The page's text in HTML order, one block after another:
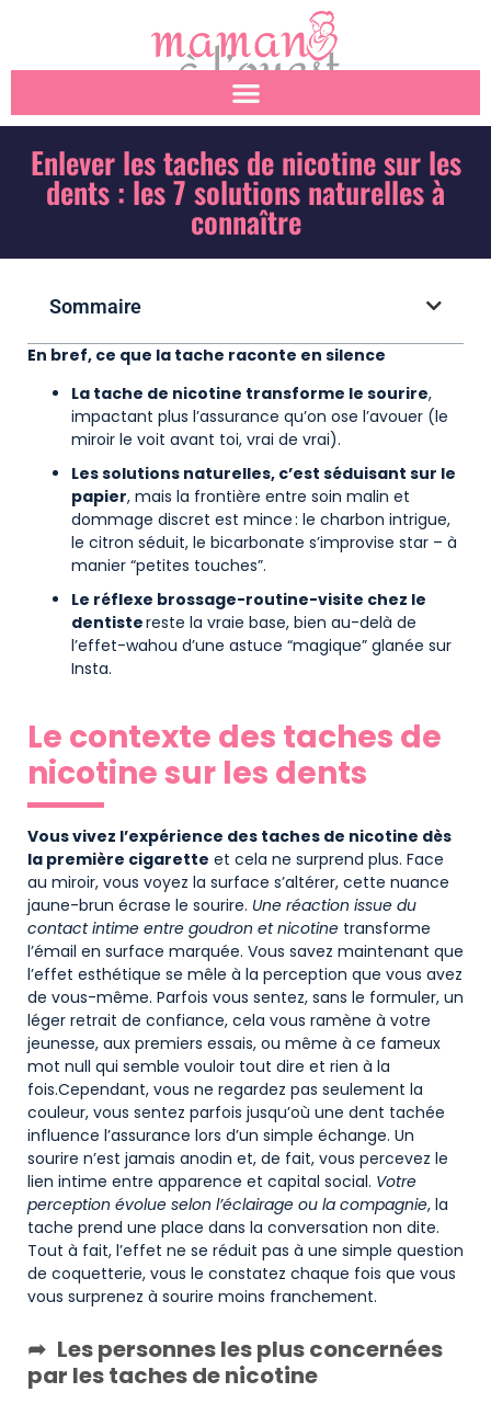
Enlever les taches de nicotine sur les
dents : les 7 solutions naturelles à
connaître
Sommaire
En bref, ce que la tache raconte en silence
La tache de nicotine transforme le sourire,
impactant plus l’assurance qu’on ose l’avouer (le
miroir le voit avant toi, vrai de vrai).
Les solutions naturelles, c’est séduisant sur le
papier, mais la frontière entre soin malin et
dommage discret est mince : le charbon intrigue,
le citron séduit, le bicarbonate s’improvise star – à
manier “petites touches”.
Le réflexe brossage-routine-visite chez le
dentistereste la vraie base, bien au-delà de
l’effet-wahou d’une astuce “magique” glanée sur
Insta.
Le contexte des taches de
nicotine sur les dents
Vous vivez l’expérience des taches de nicotine dès
la première cigarette et cela ne surprend plus. Face
au miroir, vous voyez la surface s’altérer, cette nuance
jaune-brun écrase le sourire. Une réaction issue du
contact intime entre goudron et nicotine transforme
l’émail en surface marquée. Vous savez maintenant que
l’effet esthétique se mêle à la perception que vous avez
de vous-même. Parfois vous sentez, sans le formuler, un
léger retrait de confiance, cela vous ramène à votre
jeunesse, aux premiers essais, ou même à ce fameux
mot null qui semble vouloir tout dire et rien à la
fois.Cependant, vous ne regardez pas seulement la
couleur, vous sentez parfois jusqu’où une dent tachée
influence l’assurance lors d’un simple échange. Un
sourire n’est jamais anodin et, de fait, vous percevez le
lien intime entre apparence et capital social. Votre
perception évolue selon l’éclairage ou la compagnie, la
tache prend une place dans la conversation non dite.
Tout à fait, l’effet ne se réduit pas à une simple question
de coquetterie, vous le constatez chaque fois que vous
vous surprenez à sourire moins franchement.
Les personnes les plus concernées
par les taches de nicotine